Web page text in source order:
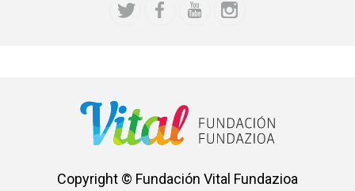
Copyright © Fundación Vital Fundazioa